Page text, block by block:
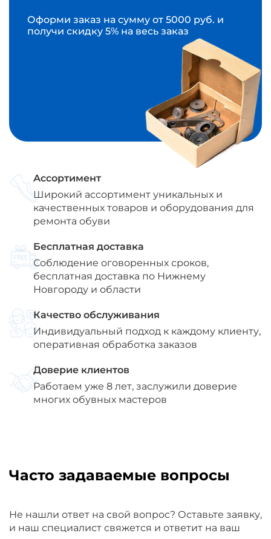
Оформи заказ на сумму от 5000 руб. и
получи скидку 5% на весь заказ
Ассортимент
Широкий ассортимент уникальных и
качественных товаров и оборудования для
ремонта обуви
Бесплатная доставка
Соблюдение оговоренных сроков,
бесплатная доставка по Нижнему
Новгороду и области
Качество обслуживания
Индивидуальный подход к каждому клиенту,
оперативная обработка заказов
Доверие клиентов
Работаем уже 8 лет, заслужили доверие
многих обувных мастеров
Часто задаваемые вопросы
Не нашли ответ на свой вопрос? Оставьте заявку,
и наш специалист свяжется и ответит на ваш